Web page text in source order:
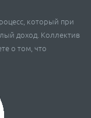
который при
доход. Коллектив
о том, что